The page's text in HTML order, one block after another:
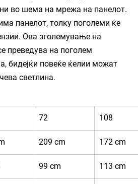
во шема на мрежа на панелот.
панелот, толку поголеми ќе
Ова зголемување на
преведува на поголем
бидејќи повеќе ќелии можат
светлина.
72 108
209 cm 172 cm
99 cm 113 cm